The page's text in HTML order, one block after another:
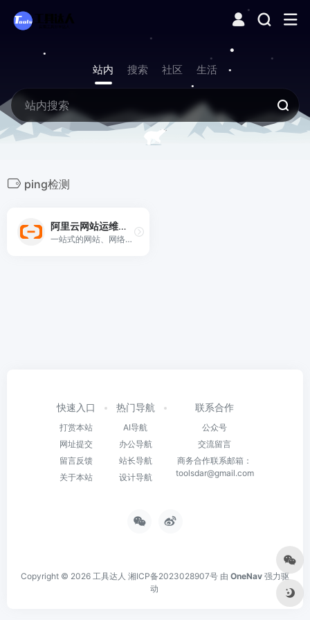
站内 搜索 社区 生活
ping检测
阿里云网站运维检测平台
一站式的网站、网络运维工具，可自助诊断域名、dns、网站、备案等建站中常见问题；提供强大的网络拨测工具，通过全球各地探测点对服务做http、ping、dns、路由等拨测，检测网络质量分析服务故障；免费支持查询全球IP地址地理位置，准确靠谱。 阿里云拨测,免费拨测拨测工具，未来本平台还将为IT从业者提供更多效率工具，敬请期待
快速入口
打赏本站
网址提交
留言反馈
关于本站
热门导航
AI导航
办公导航
站长导航
设计导航
联系合作
公众号
交流留言
商务合作联系邮箱：
toolsdar@gmail.com
Copyright © 2026 工具达人 湘ICP备2023028907号 由 OneNav 强力驱
动